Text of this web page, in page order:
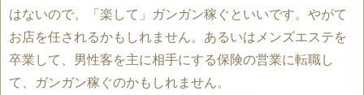
はないので、「楽して」ガンガン稼ぐといいです。やがて
お店を任されるかもしれません。あるいはメンズエステを
卒業して、男性客を主に相手にする保険の営業に転職し
て、ガンガン稼ぐのかもしれません。